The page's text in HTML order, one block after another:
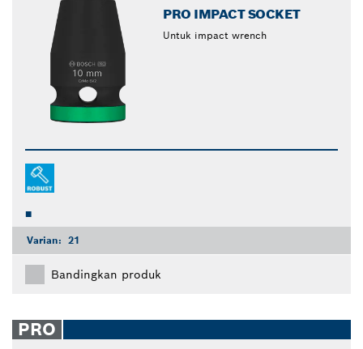
PRO IMPACT SOCKET
Untuk impact wrench
Varian: 21
Bandingkan produk
PRO